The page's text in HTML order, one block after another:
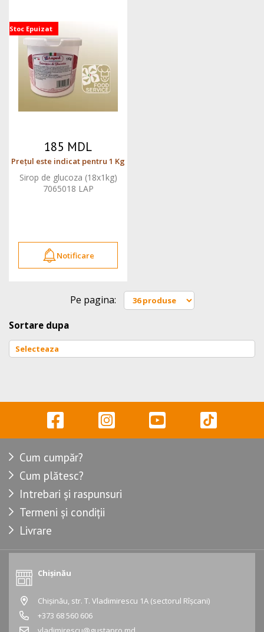
Stoc Epuizat
185 MDL
Prețul este indicat pentru 1 Kg
Sirop de glucoza (18x1kg)
7065018 LAP
Notificare
Pe pagina:
Sortare dupa
Cum cumpăr?
Cum plătesc?
Intrebari și raspunsuri
Termeni și condiții
Livrare
Chișinău
Chișinău, str. T. Vladimirescu 1A (sectorul Rîșcani)
+373 68 560 606